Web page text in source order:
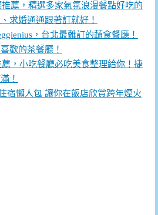
薦，精選多家氣氛浪漫餐點好吃的
求婚通通跟著訂就好！
，台北最難訂的蔬食餐廳！
歡的茶餐廳！
，小吃餐廳必吃美食整理給你！捷
！
宿懶人包 讓你在飯店欣賞跨年煙火